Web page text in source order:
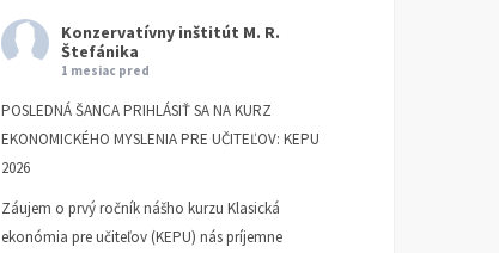
Konzervatívny inštitút M. R.
Štefánika
1 mesiac pred
POSLEDNÁ ŠANCA PRIHLÁSIŤ SA NA KURZ
EKONOMICKÉHO MYSLENIA PRE UČITEĽOV: KEPU
2026
Záujem o prvý ročník nášho kurzu Klasická
ekonómia pre učiteľov (KEPU) nás príjemne